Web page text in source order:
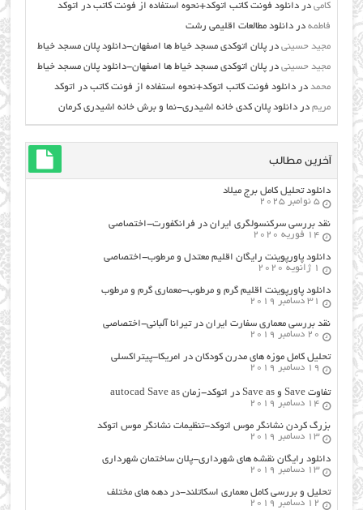
کامی دردانلود فونت کاتب اتوکد+نحوه استفاده از فونت کاتب در اتوکد
فاطمه دردانلود مطالعات اقليمي رشت
مجید حسینی درپلان اتوکدی مسجد خیاط ها اصفهان-دانلود پلان مسجد خیاط
مجید حسینی درپلان اتوکدی مسجد خیاط ها اصفهان-دانلود پلان مسجد خیاط
محمد دردانلود فونت کاتب اتوکد+نحوه استفاده از فونت کاتب در اتوکد
مریم دردانلود پلان کدی خانه اشیدری-نما و برش خانه اشیدری کرمان
آخرین مطالب
دانلود تحلیل کامل برج میلاد
5 نوامبر 2025
نقد بررسی سرکنسولگری ایران در فرانکفورت-اختصاصی
14 فوریه 2020
دانلود پاورپوینت رایگان اقلیم معتدل و مرطوب-اختصاصی
1 ژانویه 2020
دانلود پاورپوینت اقلیم گرم و مرطوب-معماری گرم و مرطوب
31 دسامبر 2019
نقد بررسی معماری سفارت ایران در تیرانا آلبانی-اختصاصی
20 دسامبر 2019
تحلیل کامل موزه های مدرن کودکان در امریکا-پیتراکسلی
19 دسامبر 2019
تفاوت Save و Save as در اتوکد-زمان autocad Save as
14 دسامبر 2019
بزرگ کردن نشانگر موس اتوکد-تنظیمات نشانگر موس اتوکد
13 دسامبر 2019
دانلود رایگان نقشه های شهرداری-پلان ساختمان شهرداری
13 دسامبر 2019
تحلیل و بررسی کامل معماری اسکاتلند-در دهه های مختلف
12 دسامبر 2019